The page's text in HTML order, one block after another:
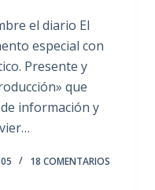
el diario El
especial con
Presente y
que
información y
18 COMENTARIOS